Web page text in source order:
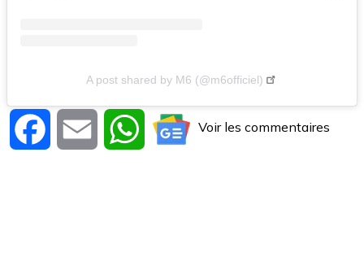
A post shared by M6 (@m6officiel)
Facebook Email WhatsAppVoir les commentaires